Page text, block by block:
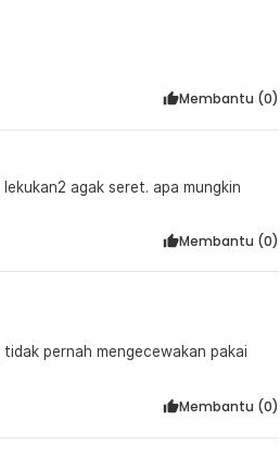
Membantu (0)
agak seret. apa mungkin
Membantu (0)
pernah mengecewakan pakai
Membantu (0)